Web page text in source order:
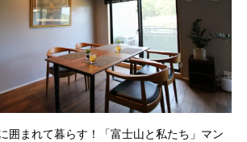
まれて暮らす！「富士山と私たち」マン